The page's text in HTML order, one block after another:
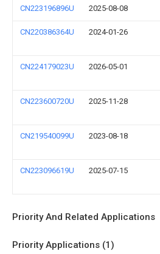
CN223196896U 2025-08-08
CN220386364U 2024-01-26
CN224179023U 2026-05-01
CN223600720U 2025-11-28
CN219540099U 2023-08-18
CN223096619U 2025-07-15
Priority And Related Applications
Priority Applications (1)